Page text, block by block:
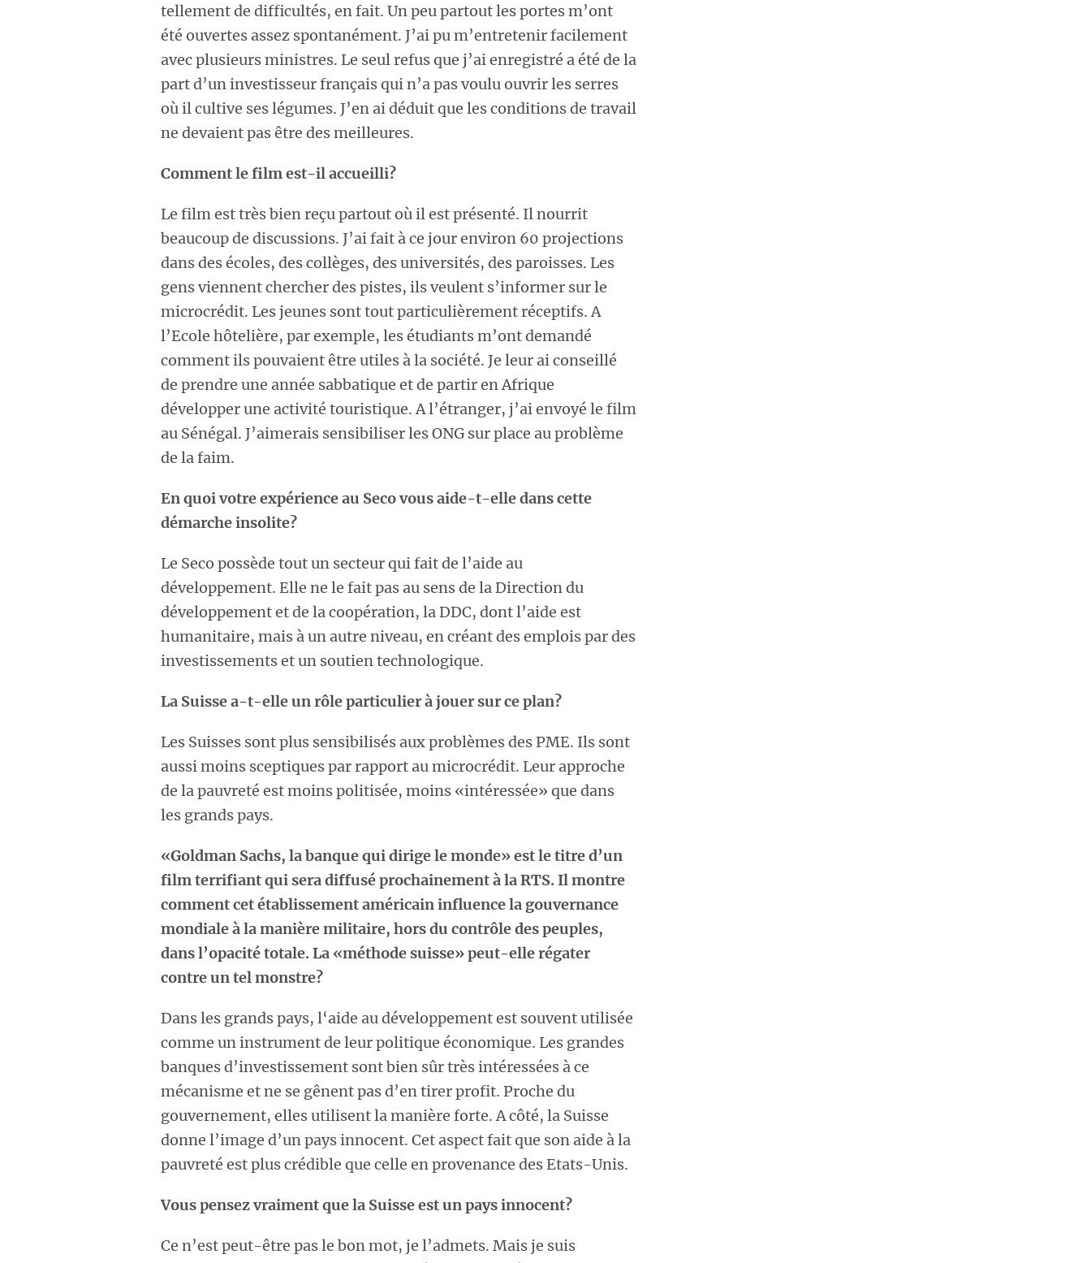
tellement de difficultés, en fait. Un peu partout les portes m’ont
été ouvertes assez spontanément. J’ai pu m’entretenir facilement
avec plusieurs ministres. Le seul refus que j’ai enregistré a été de la
part d’un investisseur français qui n’a pas voulu ouvrir les serres
où il cultive ses légumes. J’en ai déduit que les conditions de travail
ne devaient pas être des meilleures.
Comment le film est-il accueilli?
Le film est très bien reçu partout où il est présenté. Il nourrit
beaucoup de discussions. J’ai fait à ce jour environ 60 projections
dans des écoles, des collèges, des universités, des paroisses. Les
gens viennent chercher des pistes, ils veulent s’informer sur le
microcrédit. Les jeunes sont tout particulièrement réceptifs. A
l’Ecole hôtelière, par exemple, les étudiants m’ont demandé
comment ils pouvaient être utiles à la société. Je leur ai conseillé
de prendre une année sabbatique et de partir en Afrique
développer une activité touristique. A l’étranger, j’ai envoyé le film
au Sénégal. J’aimerais sensibiliser les ONG sur place au problème
de la faim.
En quoi votre expérience au Seco vous aide-t-elle dans cette
démarche insolite?
Le Seco possède tout un secteur qui fait de l’aide au
développement. Elle ne le fait pas au sens de la Direction du
développement et de la coopération, la DDC, dont l’aide est
humanitaire, mais à un autre niveau, en créant des emplois par des
investissements et un soutien technologique.
La Suisse a-t-elle un rôle particulier à jouer sur ce plan?
Les Suisses sont plus sensibilisés aux problèmes des PME. Ils sont
aussi moins sceptiques par rapport au microcrédit. Leur approche
de la pauvreté est moins politisée, moins «intéressée» que dans
les grands pays.
«Goldman Sachs, la banque qui dirige le monde» est le titre d’un
film terrifiant qui sera diffusé prochainement à la RTS. Il montre
comment cet établissement américain influence la gouvernance
mondiale à la manière militaire, hors du contrôle des peuples,
dans l’opacité totale. La «méthode suisse» peut-elle régater
contre un tel monstre?
Dans les grands pays, l‘aide au développement est souvent utilisée
comme un instrument de leur politique économique. Les grandes
banques d’investissement sont bien sûr très intéressées à ce
mécanisme et ne se gênent pas d’en tirer profit. Proche du
gouvernement, elles utilisent la manière forte. A côté, la Suisse
donne l’image d’un pays innocent. Cet aspect fait que son aide à la
pauvreté est plus crédible que celle en provenance des Etats-Unis.
Vous pensez vraiment que la Suisse est un pays innocent?
Ce n’est peut-être pas le bon mot, je l’admets. Mais je suis